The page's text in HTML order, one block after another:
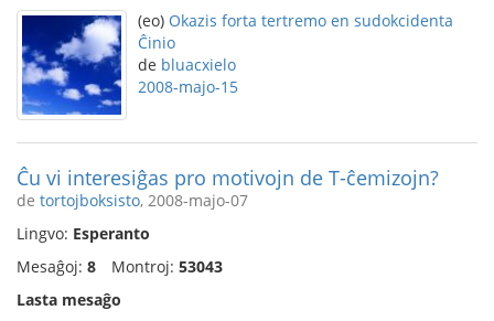
(eo) Okazis forta tertremo en sudokcidenta
Ĉinio
de bluacxielo
2008-majo-15
Ĉu vi interesiĝas pro motivojn de T-ĉemizojn?
de tortojboksisto, 2008-majo-07
Lingvo: Esperanto
Mesaĝoj: 8 Montroj: 53043
Lasta mesaĝo